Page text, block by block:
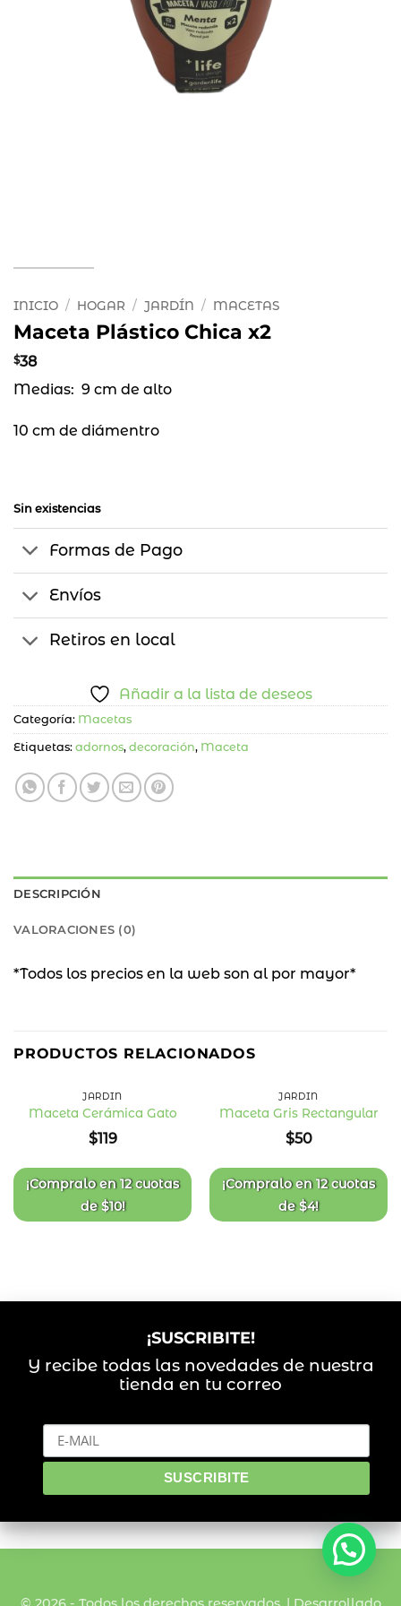
INICIO / HOGAR / JARDÍN / MACETAS
Maceta Plástico Chica x2
$38
Medias: 9 cm de alto
10 cm de diámentro
Sin existencias
Formas de Pago
Envíos
Retiros en local
Añadir a la lista de deseos
Categoría: Macetas
Etiquetas: adornos, decoración, Maceta
DESCRIPCIÓN
VALORACIONES (0)
*Todos los precios en la web son al por mayor*
PRODUCTOS RELACIONADOS
de
deseos
JARDÍN
Maceta Cerámica Gato
$119
¡Compralo en12 cuotas
de$10!
de
deseos
JARDÍN
Maceta Gris Rectangular
$50
¡Compralo en12 cuotas
de$4!
¡SUSCRIBITE!
Y recibe todas las novedades de nuestra
tienda en tu correo